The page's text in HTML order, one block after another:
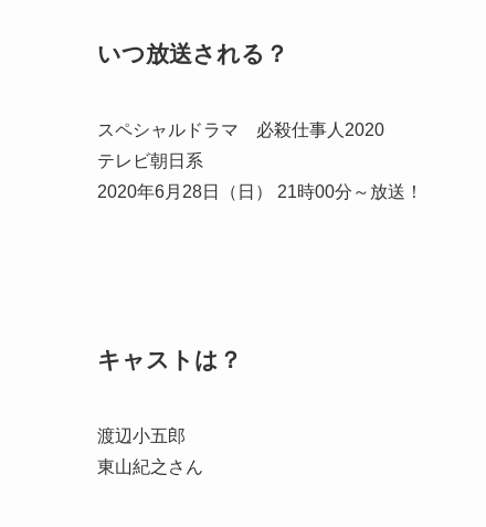
いつ放送される？
スペシャルドラマ 必殺仕事人2020
テレビ朝日系
2020年6月28日（日） 21時00分～放送！
キャストは？
渡辺小五郎
東山紀之さん